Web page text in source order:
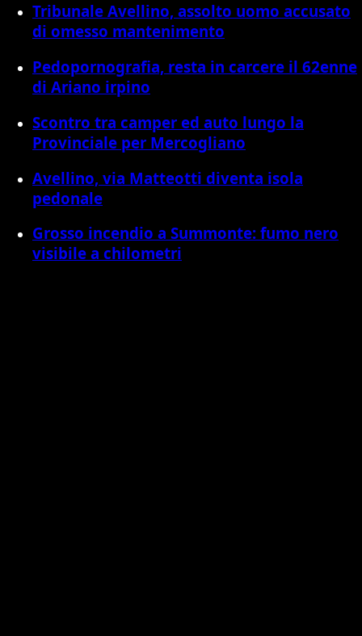
Tribunale Avellino, assolto uomo accusato
di omesso mantenimento
Pedopornografia, resta in carcere il 62enne
di Ariano irpino
Scontro tra camper ed auto lungo la
Provinciale per Mercogliano
Avellino, via Matteotti diventa isola
pedonale
Grosso incendio a Summonte: fumo nero
visibile a chilometri